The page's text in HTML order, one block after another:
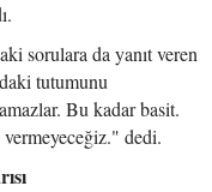
sorulara da yanıt veren
tutumunu
Bu kadar basit.
dedi.